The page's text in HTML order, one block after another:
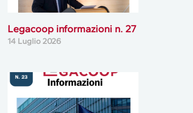
Legacoop informazioni n. 27
14 Luglio 2026